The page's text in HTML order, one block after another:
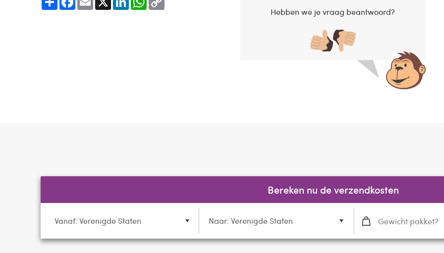
Hebben we je vraag beantwoord?
Bereken nu de verzendkosten
Vanaf: Verenigde Staten Naar: Verenigde Staten